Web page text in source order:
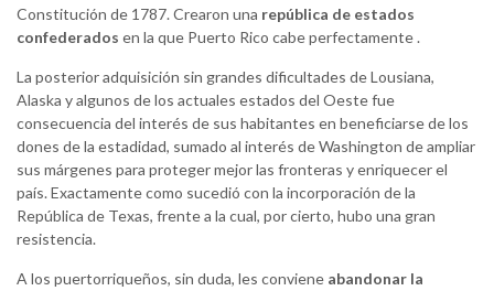
Constitución de 1787. Crearon una república de estados
confederados en la que Puerto Rico cabe perfectamente .
La posterior adquisición sin grandes dificultades de Lousiana,
Alaska y algunos de los actuales estados del Oeste fue
consecuencia del interés de sus habitantes en beneficiarse de los
dones de la estadidad, sumado al interés de Washington de ampliar
sus márgenes para proteger mejor las fronteras y enriquecer el
país. Exactamente como sucedió con la incorporación de la
República de Texas, frente a la cual, por cierto, hubo una gran
resistencia.
A los puertorriqueños, sin duda, les conviene abandonar la